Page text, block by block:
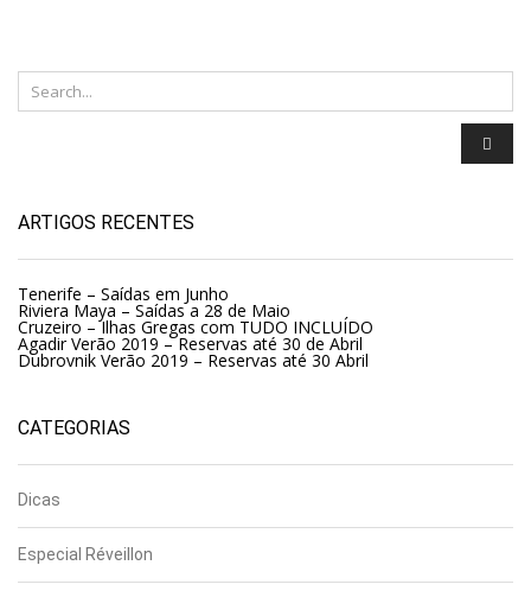
ARTIGOS RECENTES
Tenerife – Saídas em Junho
Riviera Maya – Saídas a 28 de Maio
Cruzeiro – Ilhas Gregas com TUDO INCLUÍDO
Agadir Verão 2019 – Reservas até 30 de Abril
Dubrovnik Verão 2019 – Reservas até 30 Abril
CATEGORIAS
Dicas
Especial Réveillon